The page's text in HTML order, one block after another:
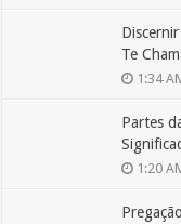
Te
1:34
Partes
1:20